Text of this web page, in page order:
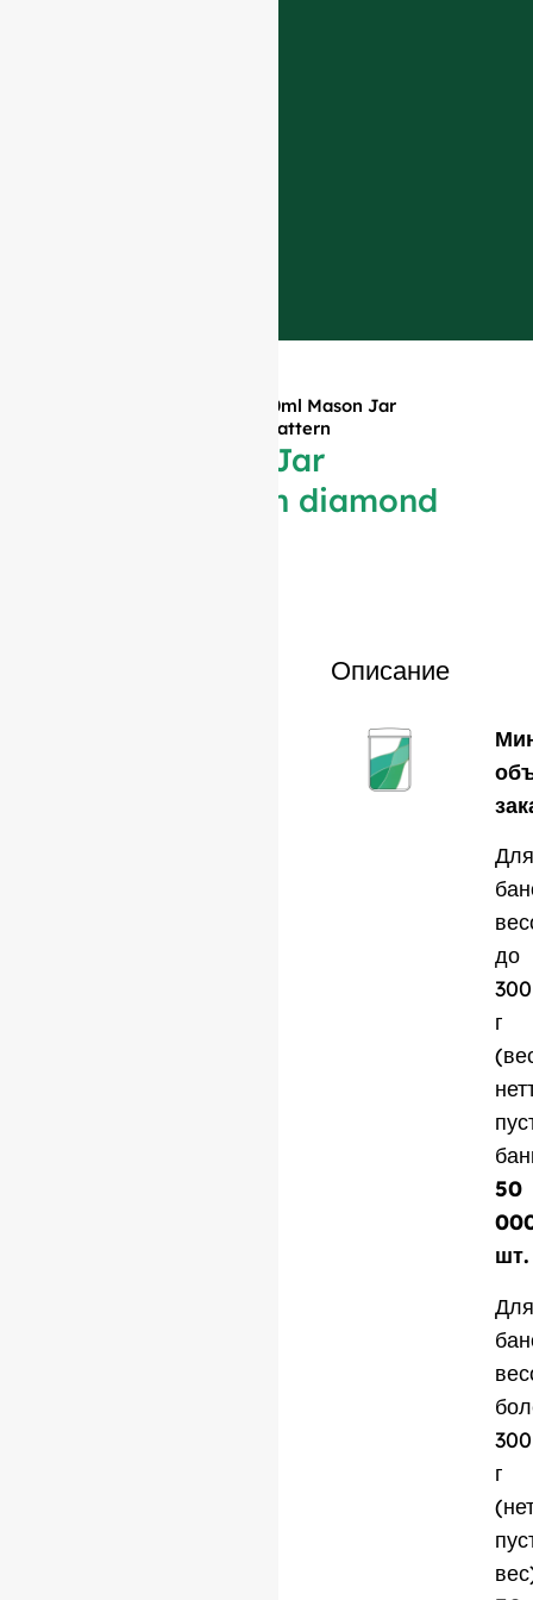
500ml Mason Jar
embossed with diamond pattern
500ml Mason Jar
embossed with diamond
Описание
Для
до
300
г
50
шт.
Для
300
г